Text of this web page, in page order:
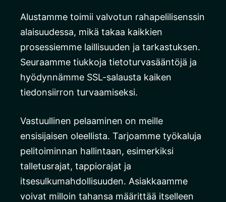
Alustamme toimii valvotun rahapelilisenssin
alaisuudessa, mikä takaa kaikkien
prosessiemme laillisuuden ja tarkastuksen.
Seuraamme tiukkoja tietoturvasääntöjä ja
hyödynnämme SSL-salausta kaiken
tiedonsiirron turvaamiseksi.
Vastuullinen pelaaminen on meille
ensisijaisen oleellista. Tarjoamme työkaluja
pelitoiminnan hallintaan, esimerkiksi
talletusrajat, tappiorajat ja
itsesulkumahdollisuuden. Asiakkaamme
voivat milloin tahansa määrittää itselleen